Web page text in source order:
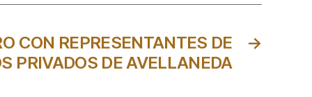
→
CON REPRESENTANTES DE
PRIVADOS DE AVELLANEDA